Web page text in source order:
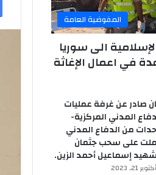
المفوضية العامة
الى سوريا
في اعمال الإغاثة
صادر عن غرفة عمليات
المدني المركزية-
من الدفاع المدني
على سحب جثمان
إسماعيل أحمد الزين.
أكتوبر 21, 2023